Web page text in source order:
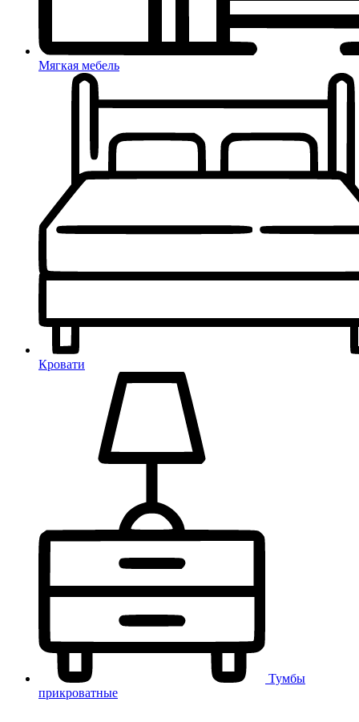
Мягкая мебель
Кровати
Тумбы
прикроватные